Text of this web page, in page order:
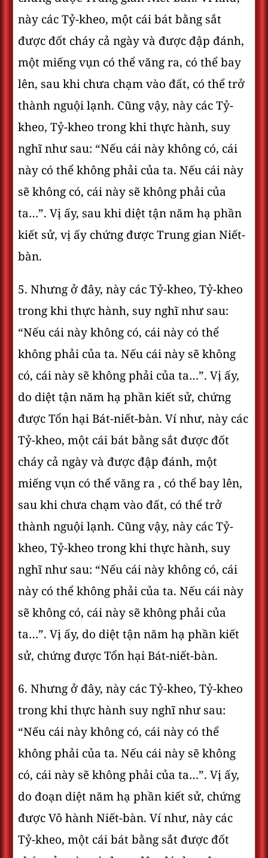
này các Tỷ-kheo, một cái bát bằng sắt
được đốt cháy cả ngày và được đập đánh,
một miếng vụn có thể văng ra, có thể bay
lên, sau khi chưa chạm vào đất, có thể trở
thành nguội lạnh. Cũng vậy, này các Tỷ-
kheo, Tỷ-kheo trong khi thực hành, suy
nghĩ như sau: “Nếu cái này không có, cái
này có thể không phải của ta. Nếu cái này
sẽ không có, cái này sẽ không phải của
ta…”. Vị ấy, sau khi diệt tận năm hạ phần
kiết sử, vị ấy chứng được Trung gian Niết-
bàn.
5. Nhưng ở đây, này các Tỷ-kheo, Tỷ-kheo
trong khi thực hành, suy nghĩ như sau:
“Nếu cái này không có, cái này có thể
không phải của ta. Nếu cái này sẽ không
có, cái này sẽ không phải của ta…”. Vị ấy,
do diệt tận năm hạ phần kiết sử, chứng
được Tổn hại Bát-niết-bàn. Ví như, này các
Tỷ-kheo, một cái bát bằng sắt được đốt
cháy cả ngày và được đập đánh, một
miếng vụn có thể văng ra , có thể bay lên,
sau khi chưa chạm vào đất, có thể trở
thành nguội lạnh. Cũng vậy, này các Tỷ-
kheo, Tỷ-kheo trong khi thực hành, suy
nghĩ như sau: “Nếu cái này không có, cái
này có thể không phải của ta. Nếu cái này
sẽ không có, cái này sẽ không phải của
ta…”. Vị ấy, do diệt tận năm hạ phần kiết
sử, chứng được Tổn hại Bát-niết-bàn.
6. Nhưng ở đây, này các Tỷ-kheo, Tỷ-kheo
trong khi thực hành suy nghĩ như sau:
“Nếu cái này không có, cái này có thể
không phải của ta. Nếu cái này sẽ không
có, cái này sẽ không phải của ta…”. Vị ấy,
do đoạn diệt năm hạ phần kiết sử, chứng
được Vô hành Niết-bàn. Ví như, này các
Tỷ-kheo, một cái bát bằng sắt được đốt